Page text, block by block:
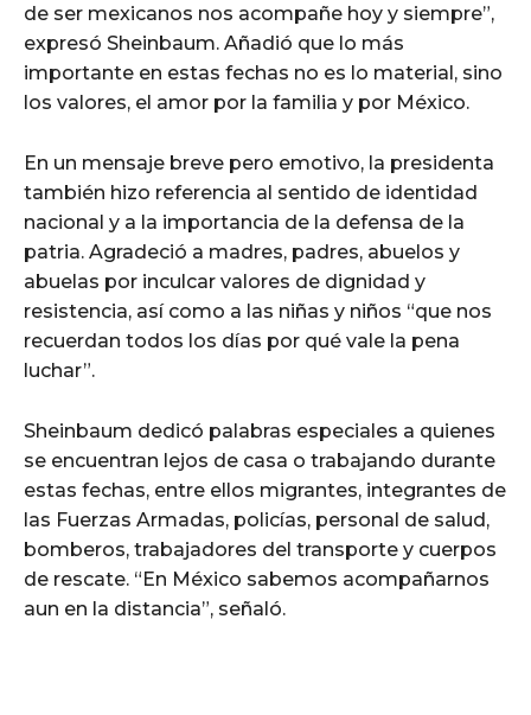
de ser mexicanos nos acompañe hoy y siempre”,
expresó Sheinbaum. Añadió que lo más
importante en estas fechas no es lo material, sino
los valores, el amor por la familia y por México.
En un mensaje breve pero emotivo, la presidenta
también hizo referencia al sentido de identidad
nacional y a la importancia de la defensa de la
patria. Agradeció a madres, padres, abuelos y
abuelas por inculcar valores de dignidad y
resistencia, así como a las niñas y niños “que nos
recuerdan todos los días por qué vale la pena
luchar”.
Sheinbaum dedicó palabras especiales a quienes
se encuentran lejos de casa o trabajando durante
estas fechas, entre ellos migrantes, integrantes de
las Fuerzas Armadas, policías, personal de salud,
bomberos, trabajadores del transporte y cuerpos
de rescate. “En México sabemos acompañarnos
aun en la distancia”, señaló.